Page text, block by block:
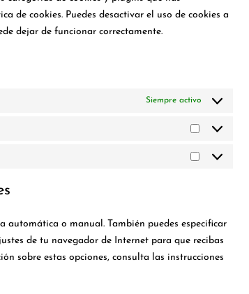
de cookies. Puedes desactivar el uso de cookies a
dejar de funcionar correctamente.
Siempre activo
Estadísticas
Marketing
o manual. También puedes especificar
de tu navegador de Internet para que recibas
sobre estas opciones, consulta las instrucciones